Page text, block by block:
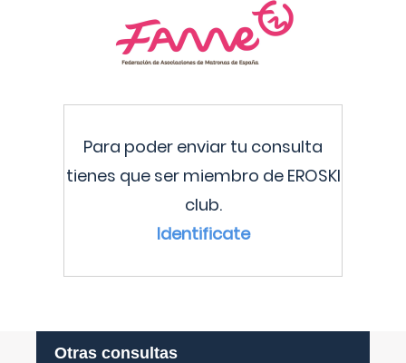
Para poder enviar tu consulta
tienes que ser miembro de EROSKI
club.
Identificate
Otras consultas